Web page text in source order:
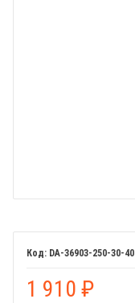
DA-36903-250-30-40
1 910 ₽